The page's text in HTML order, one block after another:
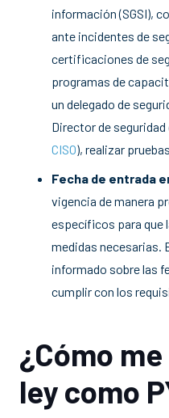
información (SGSI),
ante incidentes de
certificaciones de
programas de
un delegado de
Director de seguridad
CISO), realizar
Fecha de entrada
vigencia de manera
específicos para que
medidas necesarias.
informado sobre las
cumplir con los
¿Cómo
ley como